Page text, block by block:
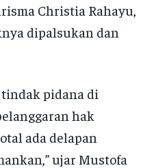
Christia Rahayu,
dipalsukan dan
pidana di
hak
ada delapan
ujar Mustofa